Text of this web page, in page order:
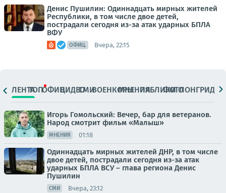
Денис Пушилин: Одиннадцать мирных жителей
Республики, в том числе двое детей,
пострадали сегодня из-за атак ударных БПЛА
ВФУ
ОФИЦ. Вчера, 22:15
ЛЕНТАТОПОФИЦ.ВИДЕОСМИВОЕНКОРЫМНЕНИЯПАБЛИКИ
ФОТОЛОНГРИДЫ
Игорь Гомольский: Вечер, бар для ветеранов.
Народ смотрит фильм «Малыш»
МНЕНИЯ 01:18
Одиннадцать мирных жителей ДНР, в том числе
двое детей, пострадали сегодня из-за атак
ударных БПЛА ВСУ – глава региона Денис
Пушилин
СМИ Вчера, 23:12